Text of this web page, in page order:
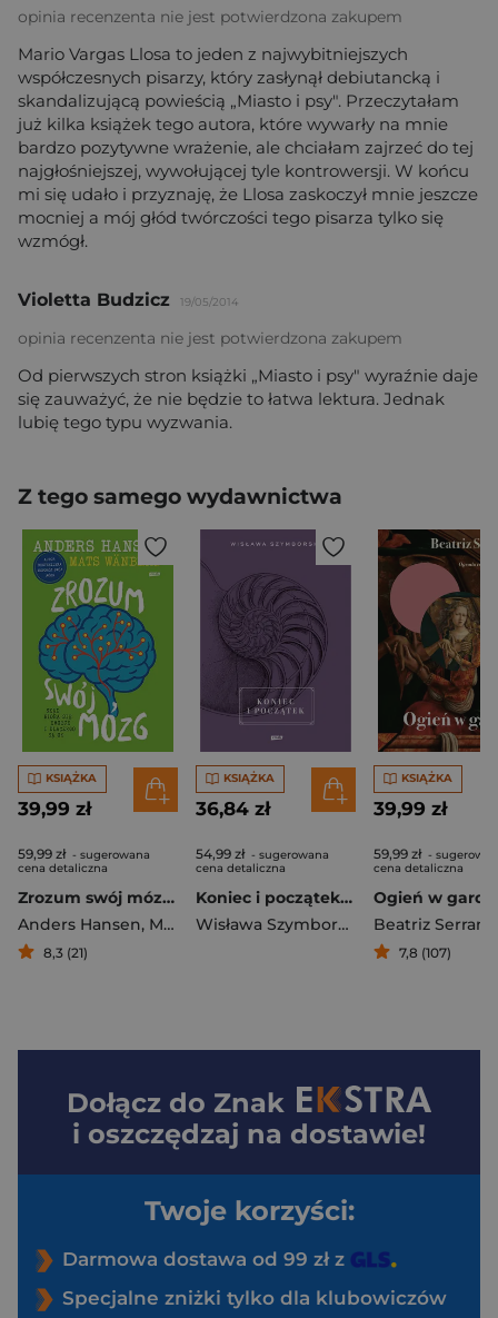
opinia recenzenta nie jest potwierdzona zakupem
Mario Vargas Llosa to jeden z najwybitniejszych
współczesnych pisarzy, który zasłynął debiutancką i
skandalizującą powieścią „Miasto i psy". Przeczytałam
już kilka książek tego autora, które wywarły na mnie
bardzo pozytywne wrażenie, ale chciałam zajrzeć do tej
najgłośniejszej, wywołującej tyle kontrowersji. W końcu
mi się udało i przyznaję, że Llosa zaskoczył mnie jeszcze
mocniej a mój głód twórczości tego pisarza tylko się
wzmógł.
Violetta Budzicz 19/05/2014
opinia recenzenta nie jest potwierdzona zakupem
Od pierwszych stron książki „Miasto i psy" wyraźnie daje
się zauważyć, że nie będzie to łatwa lektura. Jednak
lubię tego typu wyzwania.
Z tego samego wydawnictwa
KSIĄŻKA
39,99 zł
59,99 zł - sugerowana
cena detaliczna
Zrozum swój mózg. Skąd biorą się emocje i dlaczego są OK
Anders Hansen, Mats Wänblad
8,3 (21)
KSIĄŻKA
36,84 zł
54,99 zł - sugerowana
cena detaliczna
Koniec i początek (2026)
Wisława Szymborska
KSIĄŻKA
39,99 zł
59,99 zł -
cena detaliczna
Ogień w
Beatriz Serrano
7,8 (107)
Dołącz do Znak
i oszczędzaj na dostawie!
Twoje korzyści:
Darmowa dostawa od 99 zł z
Specjalne zniżki tylko dla klubowiczów